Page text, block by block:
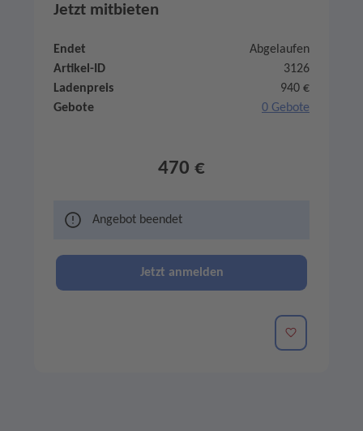
Jetzt mitbieten
Endet
Abgelaufen
Artikel-ID
3126
Ladenpreis
940 €
Gebote
0 Gebote
470 €
Angebot beendet
Jetzt anmelden
Merken